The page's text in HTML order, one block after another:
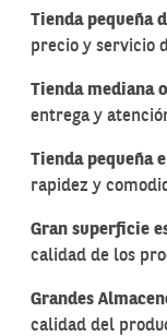
Tienda pequeña
precio y servicio
Tienda mediana
entrega y
Tienda pequeña
rapidez y
Gran superficie
calidad de los
Grandes
calidad del